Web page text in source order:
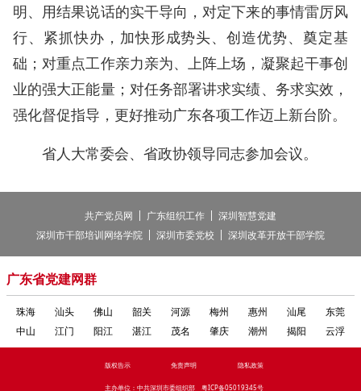
明、用结果说话的实干导向，对定下来的事情雷厉风
行、紧抓快办，加快形成势头、创造优势、奠定基
础；对重点工作亲力亲为、上阵上场，凝聚起干事创
业的强大正能量；对任务部署讲求实绩、务求实效，
强化督促指导，更好推动广东各项工作迈上新台阶。
省人大常委会、省政协领导同志参加会议。
共产党员网 | 广东组织工作 | 深圳智慧党建
深圳市干部培训网络学院 | 深圳市委党校 | 深圳改革开放干部学院
广东省党建网群
珠海 汕头 佛山 韶关 河源 梅州 惠州 汕尾
东莞
中山
江门 阳江 湛江 茂名 肇庆 潮州 揭阳 云浮
版权告示 免责声明 隐私政策
主办单位：中共深圳市委组织部 粤ICP备05019345号